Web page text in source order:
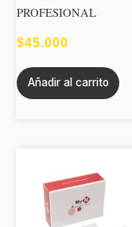
PROFESIONAL
$45.000
Añadir al carrito